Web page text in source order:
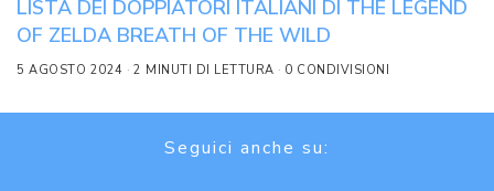
LISTA DEI DOPPIATORI ITALIANI DI THE LEGEND
OF ZELDA BREATH OF THE WILD
5 AGOSTO 2024 2 MINUTI DI LETTURA 0 CONDIVISIONI
Seguici anche su: